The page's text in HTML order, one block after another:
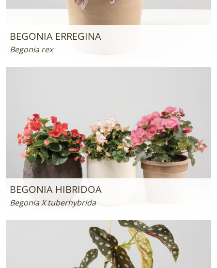
BEGONIA ERREGINA
Begonia rex
BEGONIA HIBRIDOA
Begonia X tuberhybrida